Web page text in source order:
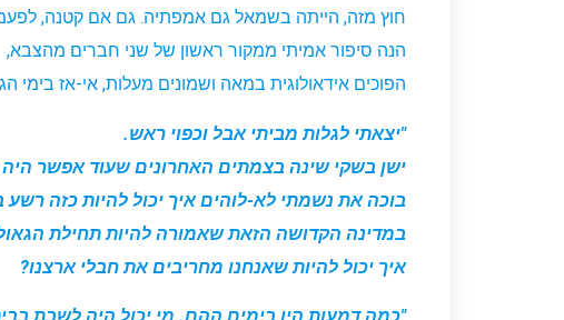
חוץ מזה, הייתה בשמאל גם אמפתיה. גם אם קטנה,
הנה סיפור אמיתי ממקור ראשון של שני חברים מהצבא,
הפוכים אידאולוגית במאה ושמונים מעלות, אי-אז בימי
"יצאתי לגלות מביתי אבל וכפוי ראש.
ישן בשקי שינה בצמתים האחרונים שעוד אפשר
בוכה את נשמתי לא-לוהים איך יכול להיות כזה
במדינה הקדושה הזאת שאמורה להיות תחילת
איך יכול להיות שאנחנו מחריבים את חבלי ארצנו?